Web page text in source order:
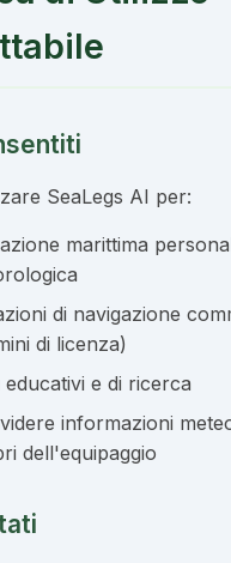
SeaLegs AI per:
marittima
di navigazione
di licenza)
educativi e di ricerca
informazioni
dell'equipaggio